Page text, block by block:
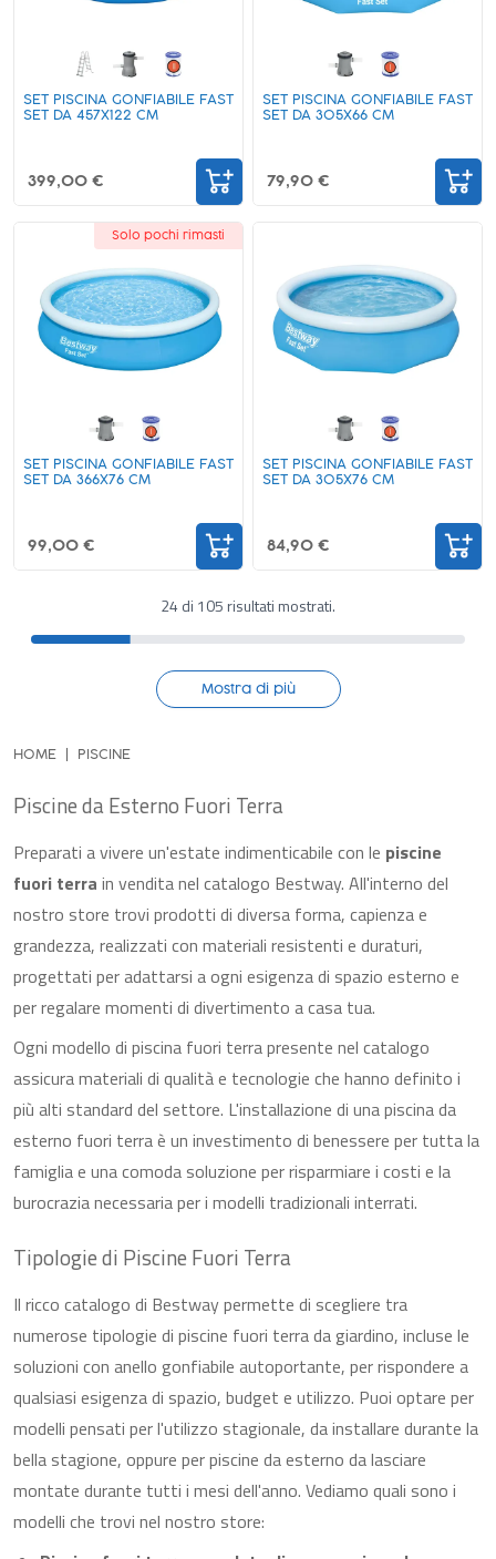
SET PISCINA GONFIABILE FAST
SET DA 457X122 CM
399,00 €
SET PISCINA GONFIABILE FAST
SET DA 305X66 CM
79,90 €
Solo pochi rimasti
SET PISCINA GONFIABILE FAST
SET DA 366X76 CM
99,00 €
SET PISCINA GONFIABILE FAST
SET DA 305X76 CM
84,90 €
24 di 105 risultati mostrati.
Mostra di più
HOME PISCINE
Piscine da Esterno Fuori Terra
Preparati a vivere un'estate indimenticabile con le piscine
fuori terra in vendita nel catalogo Bestway. All'interno del
nostro store trovi prodotti di diversa forma, capienza e
grandezza, realizzati con materiali resistenti e duraturi,
progettati per adattarsi a ogni esigenza di spazio esterno e
per regalare momenti di divertimento a casa tua.
Ogni modello di piscina fuori terra presente nel catalogo
assicura materiali di qualità e tecnologie che hanno definito i
più alti standard del settore. L'installazione di una piscina da
esterno fuori terra è un investimento di benessere per tutta la
famiglia e una comoda soluzione per risparmiare i costi e la
burocrazia necessaria per i modelli tradizionali interrati.
Tipologie di Piscine Fuori Terra
Il ricco catalogo di Bestway permette di scegliere tra
numerose tipologie di piscine fuori terra da giardino, incluse le
soluzioni con anello gonfiabile autoportante, per rispondere a
qualsiasi esigenza di spazio, budget e utilizzo. Puoi optare per
modelli pensati per l'utilizzo stagionale, da installare durante la
bella stagione, oppure per piscine da esterno da lasciare
montate durante tutti i mesi dell'anno. Vediamo quali sono i
modelli che trovi nel nostro store: